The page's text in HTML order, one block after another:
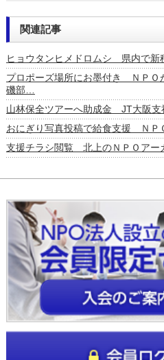
関連記事
ヒョウタンヒメドロムシ 県内で
プロポーズ場所にお墨付き ＮＰＯ
磯部…
山林保全ツアーへ助成金 JT大阪支
おにぎり写真投稿で給食支援 ＮＰ
支援チラシ閲覧 北上のＮＰＯアー